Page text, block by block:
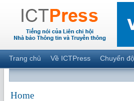
Trang chủ Về ICTPress Chuyển
Home